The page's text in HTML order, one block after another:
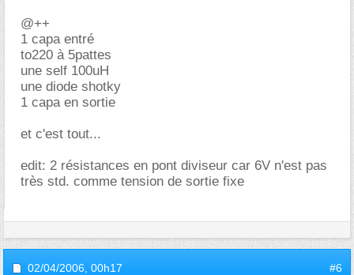
@++
1 capa entré
to220 à 5pattes
une self 100uH
une diode shotky
1 capa en sortie
et c'est tout...
edit: 2 résistances en pont diviseur car 6V n'est pas
très std. comme tension de sortie fixe
02/04/2006, 00h17 #6